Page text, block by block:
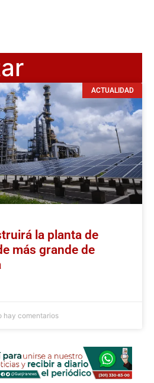
ACTUALIDAD
la planta de
más grande de
hay comentarios